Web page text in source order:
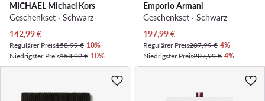
MICHAEL Michael Kors
Geschenkset · Schwarz
Aktueller Preis
142,99€
Regulärer Preis158,99 €-10%
Niedrigster Preis158,99 €-10%
Emporio Armani
Geschenkset · Schwarz
Aktueller Preis
197,99€
Regulärer Preis207,99 €-4%
Niedrigster Preis207,99 €-4%